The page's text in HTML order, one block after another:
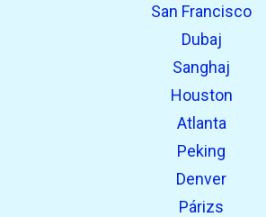
San Francisco
Dubaj
Sanghaj
Houston
Atlanta
Peking
Denver
Párizs